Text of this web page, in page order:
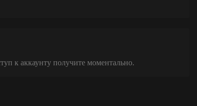
к аккаунту получите моментально.